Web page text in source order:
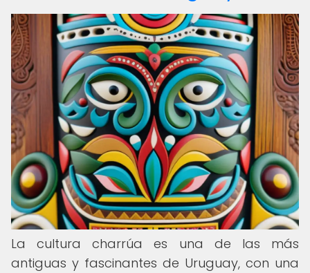
La cultura charrúa es una de las más
antiguas y fascinantes de Uruguay, con una